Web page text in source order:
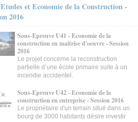
et Economie de la Construction -
2016
Sous-Epreuve U41 - Economie de la
construction en maîtrise d'oeuvre - Session
2016
Le projet concerne la reconstruction
partielle d’une école primaire suite à un
incendie accidentel.
Sous-Epreuve U42 - Economie de la
construction en entreprise - Session 2016
Le propriétaire d'un terrain situé dans un
bourg de 3000 habitants désire investir